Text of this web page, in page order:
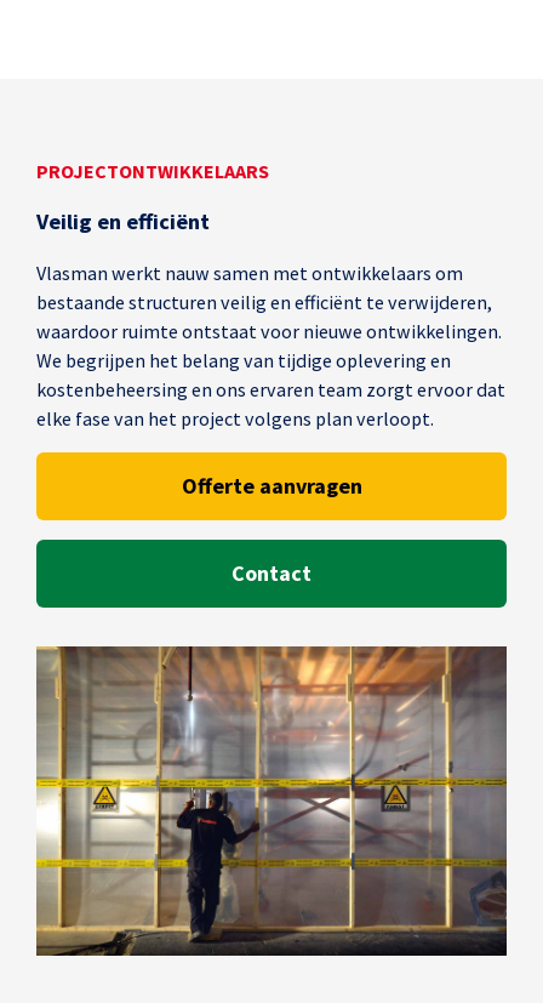
PROJECTONTWIKKELAARS
Veilig en efficiënt
Vlasman werkt nauw samen met ontwikkelaars om
bestaande structuren veilig en efficiënt te verwijderen,
waardoor ruimte ontstaat voor nieuwe ontwikkelingen.
We begrijpen het belang van tijdige oplevering en
kostenbeheersing en ons ervaren team zorgt ervoor dat
elke fase van het project volgens plan verloopt.
Offerte aanvragen
Contact